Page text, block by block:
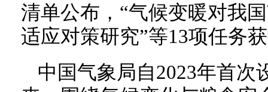
清单公布，“气候变暖对我
适应对策研究”等13项任务
中国气象局自2023年首次